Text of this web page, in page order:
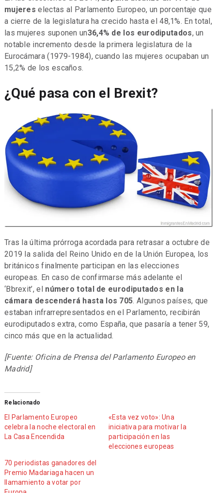
mujeres electas al Parlamento Europeo, un porcentaje que
a cierre de la legislatura ha crecido hasta el 48,1%. En total,
las mujeres suponen un36,4% de los eurodiputados, un
notable incremento desde la primera legislatura de la
Eurocámara (1979-1984), cuando las mujeres ocupaban un
15,2% de los escaños.
¿Qué pasa con el Brexit?
Tras la última prórroga acordada para retrasar a octubre de
2019 la salida del Reino Unido en de la Unión Europea, los
británicos finalmente participan en las elecciones
europeas. En caso de confirmarse más adelante el
‘Bbrexit’, el número total de eurodiputados en la
cámara descenderá hasta los 705. Algunos países, que
estaban infrarrepresentados en el Parlamento, recibirán
eurodiputados extra, como España, que pasaría a tener 59,
cinco más que en la actualidad.
[Fuente: Oficina de Prensa del Parlamento Europeo en
Madrid]
Relacionado
El Parlamento Europeo
celebra la noche electoral en
La Casa Encendida
«Esta vez voto»: Una
iniciativa para motivar la
participación en las
elecciones europeas
70 periodistas ganadores del
Premio Madariaga hacen un
llamamiento a votar por